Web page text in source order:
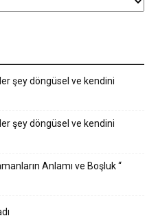
şey döngüsel ve kendini
şey döngüsel ve kendini
Anlamı ve Boşluk “